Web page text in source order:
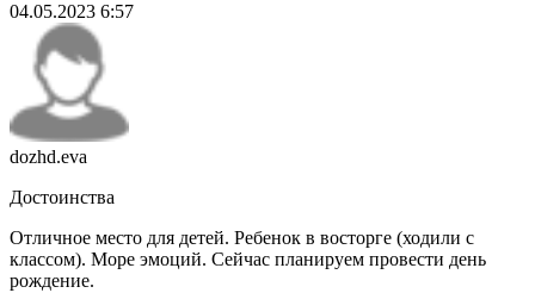
04.05.2023 6:57
dozhd.eva
Достоинства
Отличное место для детей. Ребенок в восторге (ходили с
классом). Море эмоций. Сейчас планируем провести день
рождение.